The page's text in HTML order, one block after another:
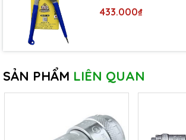
433.000₫
SẢN PHẨM LIÊN QUAN